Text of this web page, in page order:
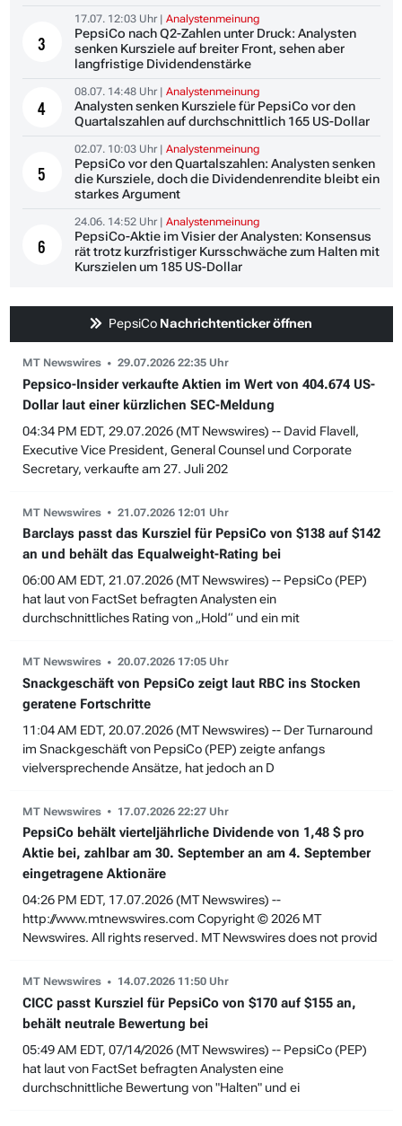
3
17.07. 12:03 Uhr |Analystenmeinung
PepsiCo nach Q2-Zahlen unter Druck: Analysten
senken Kursziele auf breiter Front, sehen aber
langfristige Dividendenstärke
4
08.07. 14:48 Uhr |Analystenmeinung
Analysten senken Kursziele für PepsiCo vor den
Quartalszahlen auf durchschnittlich 165 US-Dollar
5
02.07. 10:03 Uhr |Analystenmeinung
PepsiCo vor den Quartalszahlen: Analysten senken
die Kursziele, doch die Dividendenrendite bleibt ein
starkes Argument
6
24.06. 14:52 Uhr |Analystenmeinung
PepsiCo-Aktie im Visier der Analysten: Konsensus
rät trotz kurzfristiger Kursschwäche zum Halten mit
Kurszielen um 185 US-Dollar
PepsiCo Nachrichtenticker öffnen
MT Newswires 29.07.2026 22:35 Uhr
Pepsico-Insider verkaufte Aktien im Wert von 404.674 US-
Dollar laut einer kürzlichen SEC-Meldung
04:34 PM EDT, 29.07.2026 (MT Newswires) -- David Flavell,
Executive Vice President, General Counsel und Corporate
Secretary, verkaufte am 27. Juli 202
MT Newswires 21.07.2026 12:01 Uhr
Barclays passt das Kursziel für PepsiCo von $138 auf $142
an und behält das Equalweight-Rating bei
06:00 AM EDT, 21.07.2026 (MT Newswires) -- PepsiCo (PEP)
hat laut von FactSet befragten Analysten ein
durchschnittliches Rating von „Hold“ und ein mit
MT Newswires 20.07.2026 17:05 Uhr
Snackgeschäft von PepsiCo zeigt laut RBC ins Stocken
geratene Fortschritte
11:04 AM EDT, 20.07.2026 (MT Newswires) -- Der Turnaround
im Snackgeschäft von PepsiCo (PEP) zeigte anfangs
vielversprechende Ansätze, hat jedoch an D
MT Newswires 17.07.2026 22:27 Uhr
PepsiCo behält vierteljährliche Dividende von 1,48 $ pro
Aktie bei, zahlbar am 30. September an am 4. September
eingetragene Aktionäre
04:26 PM EDT, 17.07.2026 (MT Newswires) --
http://www.mtnewswires.com Copyright © 2026 MT
Newswires. All rights reserved. MT Newswires does not provid
MT Newswires 14.07.2026 11:50 Uhr
CICC passt Kursziel für PepsiCo von $170 auf $155 an,
behält neutrale Bewertung bei
05:49 AM EDT, 07/14/2026 (MT Newswires) -- PepsiCo (PEP)
hat laut von FactSet befragten Analysten eine
durchschnittliche Bewertung von "Halten" und ei